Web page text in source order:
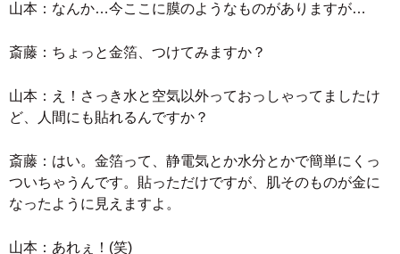
山本：なんか…今ここに膜のようなものがありますが…
斎藤：ちょっと金箔、つけてみますか？
山本：え！さっき水と空気以外っておっしゃってましたけ
ど、人間にも貼れるんですか？
斎藤：はい。金箔って、静電気とか水分とかで簡単にくっ
ついちゃうんです。貼っただけですが、肌そのものが金に
なったように見えますよ。
山本：あれぇ！(笑)